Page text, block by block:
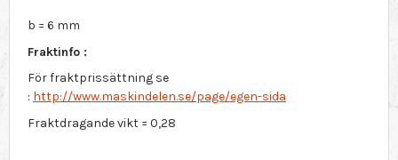
b = 6 mm
Fraktinfo :
För fraktprissättning se
: http://www.maskindelen.se/page/egen-sida
Fraktdragande vikt = 0,28